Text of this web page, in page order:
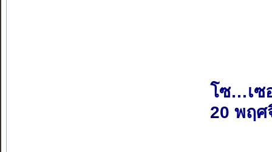
โซ…เซ
20 พฤศ